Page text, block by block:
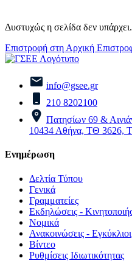
Δυστυχώς η σελίδα δεν υπάρχει.
Επιστροφή στη Αρχική
info@gsee.gr
210 8202100
Πατησίων 69 &
10434 Αθήνα, ΤΘ 3626,
Ενημέρωση
Δελτία Τύπου
Γενικά
Γραμματείες
Εκδηλώσεις -
Νομικά
Ανακοινώσεις - Εγκύκλιοι
Βίντεο
Ρυθμίσεις Ιδιωτικότητας